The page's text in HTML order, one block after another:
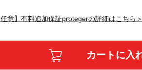
意】有料追加保証protegerの詳細はこちら＞